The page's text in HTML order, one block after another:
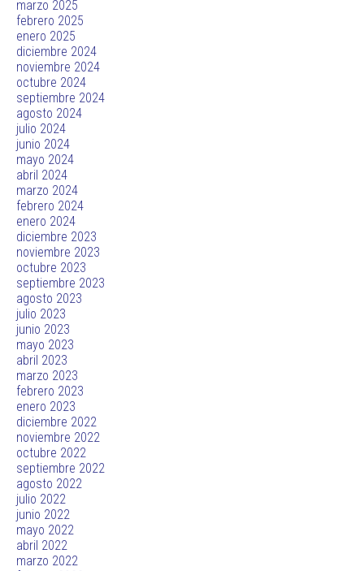
marzo 2025
febrero 2025
enero 2025
diciembre 2024
noviembre 2024
octubre 2024
septiembre 2024
agosto 2024
julio 2024
junio 2024
mayo 2024
abril 2024
marzo 2024
febrero 2024
enero 2024
diciembre 2023
noviembre 2023
octubre 2023
septiembre 2023
agosto 2023
julio 2023
junio 2023
mayo 2023
abril 2023
marzo 2023
febrero 2023
enero 2023
diciembre 2022
noviembre 2022
octubre 2022
septiembre 2022
agosto 2022
julio 2022
junio 2022
mayo 2022
abril 2022
marzo 2022